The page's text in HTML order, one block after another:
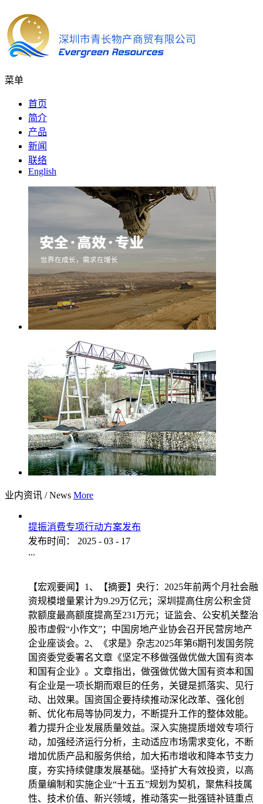
菜单
首页
简介
产品
新闻
联络
English
业内资讯 / News More
提振消费专项行动方案发布
发布时间：
2025 - 03 - 17
...
【宏观要闻】1、【摘要】央行：2025年前两个月社会融
资规模增量累计为9.29万亿元；深圳提高住房公积金贷
款额度最高额度提高至231万元；证监会、公安机关整治
股市虚假“小作文”；中国房地产业协会召开民营房地产
企业座谈会。2、《求是》杂志2025年第6期刊发国务院
国资委党委署名文章《坚定不移做强做优做大国有资本
和国有企业》。文章指出，做强做优做大国有资本和国
有企业是一项长期而艰巨的任务，关键是抓落实、见行
动、出效果。国资国企要持续推动深化改革、强化创
新、优化布局等协同发力，不断提升工作的整体效能。
着力提升企业发展质量效益。深入实施提质增效专项行
动，加强经济运行分析，主动适应市场需求变化，不断
增加优质产品和服务供给，加大拓市增收和降本节支力
度，夯实持续健康发展基础。坚持扩大有效投资，以高
质量编制和实施企业“十五五”规划为契机，聚焦科技属
性、技术价值、新兴领域，推动落实一批强链补链重点